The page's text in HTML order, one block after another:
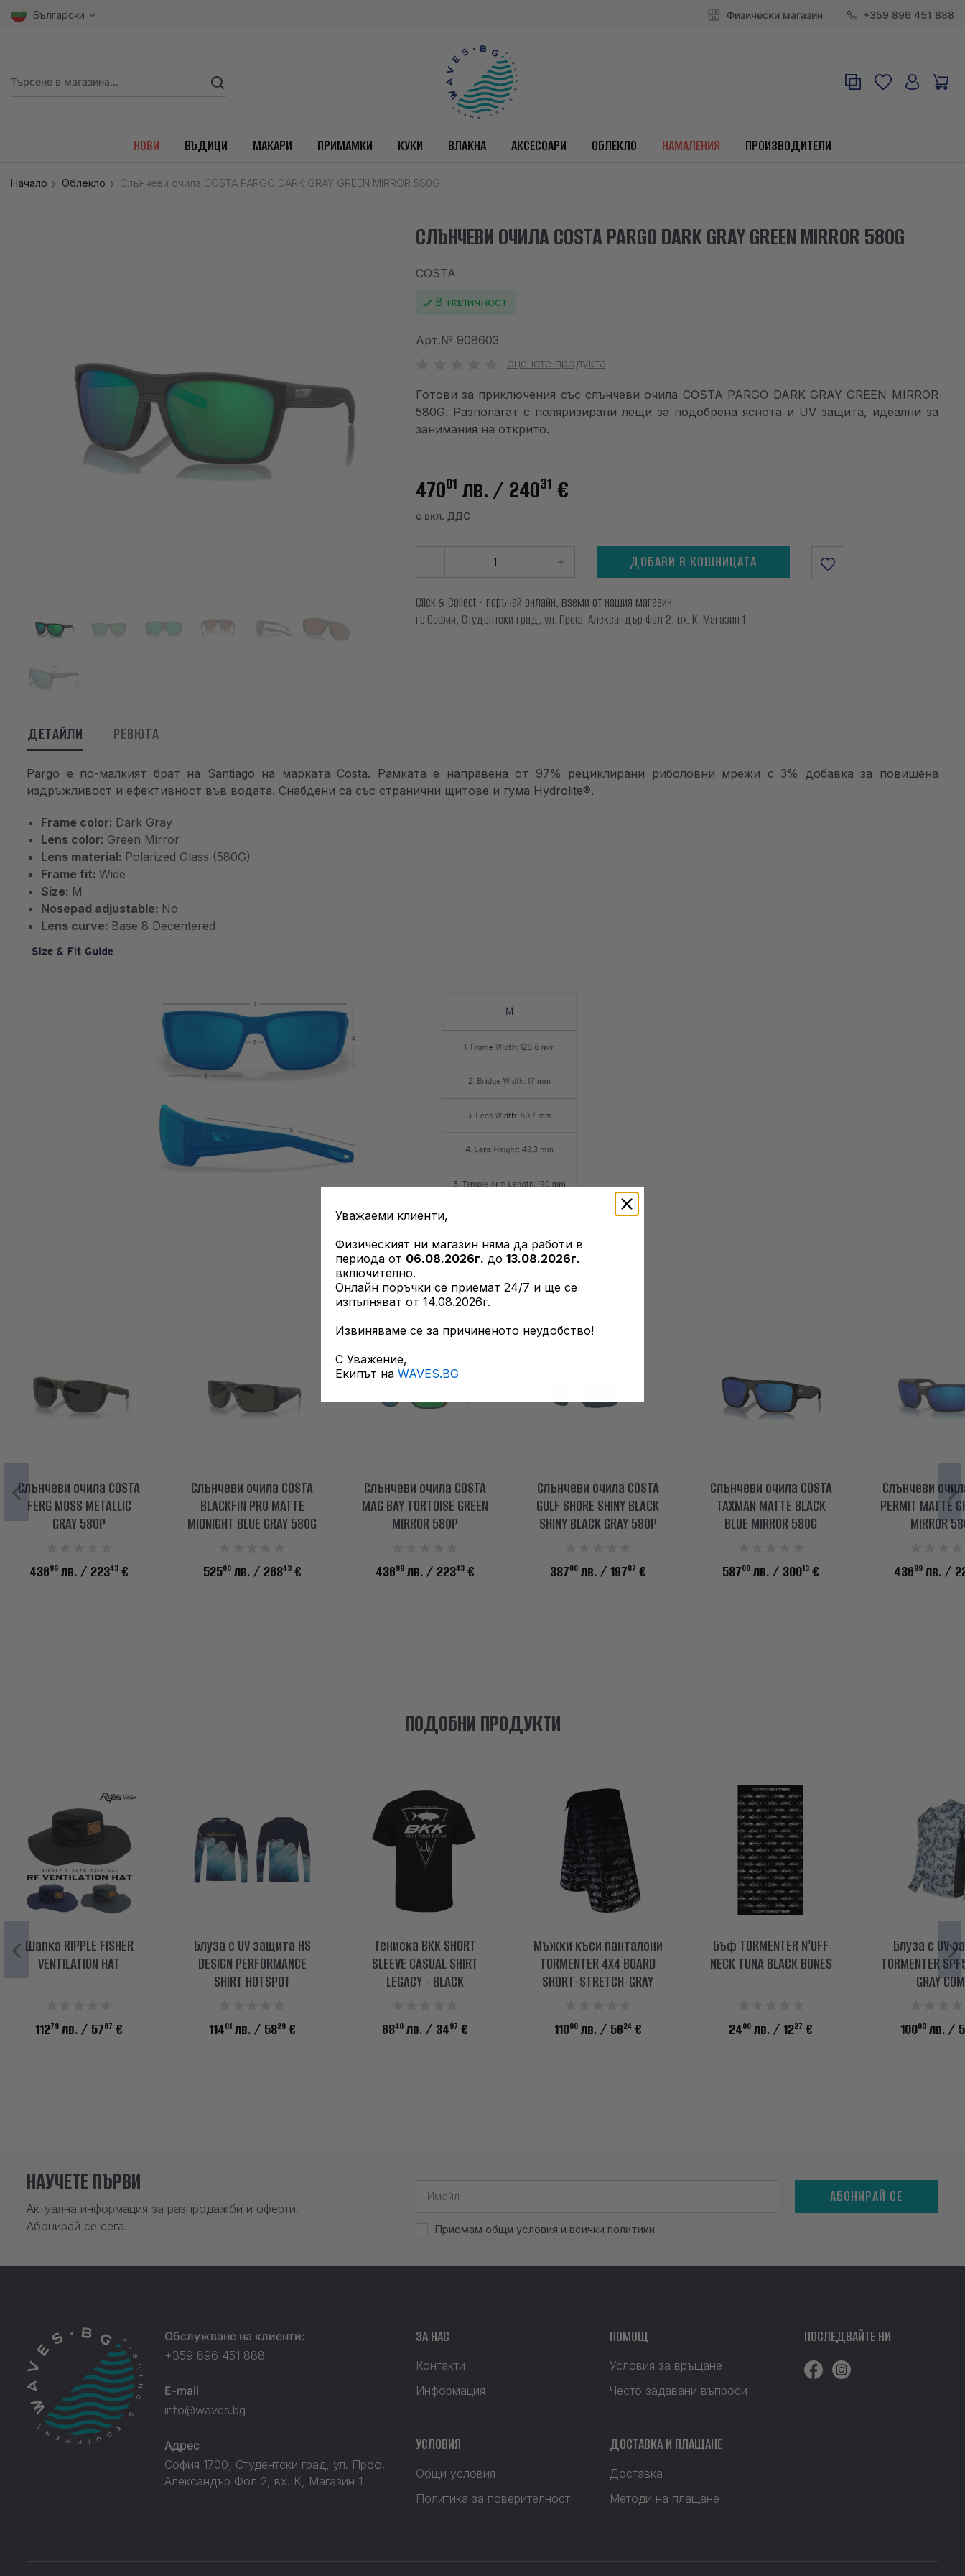
Български Физически магазин +359 896 451 888
НОВИ ВЪДИЦИ МАКАРИ ПРИМАМКИ КУКИ ВЛАКНА АКСЕСОАРИ ОБЛЕКЛО НАМАЛЕНИЯ ПРОИЗВОДИТЕЛИ
Начало Облекло Слънчеви очила COSTA PARGO DARK GRAY GREEN MIRROR 580G
СЛЪНЧЕВИ ОЧИЛА COSTA PARGO DARK GRAY GREEN MIRROR 580G
COSTA
В наличност
Арт.№ 908603
оценете продукта
Готови за приключения със слънчеви очила COSTA PARGO DARK GRAY GREEN MIRROR
580G. Разполагат с поляризирани лещи за подобрена яснота и UV защита, идеални за
занимания на открито.
47001 лв./ 24031 €
с вкл. ДДС
- + ДОБАВИ В КОШНИЦАТА
Click & Collect - поръчай онлайн, вземи от нашия магазин
гр.София, Студентски град, ул. Проф. Александър Фол 2, вх. К, Магазин 1
ДЕТАЙЛИ РЕВЮТА
Pargo е по-малкият брат на Santiago на марката Costa. Рамката е направена от 97% рециклирани риболовни мрежи с 3% добавка за повишена
издръжливост и ефективност във водата. Снабдени са със странични щитове и гума Hydrolite®.
Frame color: Dark Gray
Lens color: Green Mirror
Lens material: Polarized Glass (580G)
Frame fit: Wide
Size: M
Nosepad adjustable: No
Lens curve: Base 8 Decentered
ОЩЕ ОТ ТОЗИ ПРОИЗВОДИТЕЛ
Слънчеви очила COSTA
FERG MOSS METALLIC
GRAY 580P
43699 лв./ 22343 €
Слънчеви очила COSTA
BLACKFIN PRO MATTE
MIDNIGHT BLUE GRAY 580G
52500лв./ 26843€
Слънчеви очила COSTA
MAG BAY TORTOISE GREEN
MIRROR 580P
43699лв./ 22343€
Слънчеви очила COSTA
GULF SHORE SHINY BLACK
SHINY BLACK GRAY 580P
38700лв./ 19787 €
Слънчеви очила COSTA
TAXMAN MATTE BLACK
BLUE MIRROR 580G
58700 лв./ 30013 €
Слънчеви
PERMIT MATTE
MIRROR
43699 лв./
ПОДОБНИ ПРОДУКТИ
Шапка RIPPLE FISHER
VENTILATION HAT
11279 лв./ 5767 €
Блуза с UV защита HS
DESIGN PERFORMANCE
SHIRT HOTSPOT
11401лв./ 5829€
Тениска BKK SHORT
SLEEVE CASUAL SHIRT
LEGACY - BLACK
6840лв./ 3497 €
Мъжки къси панталони
TORMENTER 4X4 BOARD
SHORT-STRETCH-GRAY
11000лв./ 5624€
Бъф TORMENTER N'UFF
NECK TUNA BLACK BONES
2400 лв./ 1227 €
Блуза с UV
TORMENTER
GRAY
10000 лв./
НАУЧЕТЕ ПЪРВИ
Актуална информация за разпродажби и оферти.
Абонирай се сега.
Приемам общи условия и всички политики
АБОНИРАЙ СЕ
Обслужване на клиенти:
+359 896 451 888
E-mail
info@waves.bg
Адрес
София 1700, Студентски град, ул. Проф.
Александър Фол 2, вх. К, Магазин 1
ЗА НАС
Контакти
Информация
ПОМОЩ
Условия за връщане
Често задавани въпроси
УСЛОВИЯ
Общи условия
Политика за поверителност
ДОСТАВКА И ПЛАЩАНЕ
Доставка
Методи на плащане
ПОСЛЕДВАЙТЕ НИ
Уважаеми клиенти,
Физическият ни магазин няма да работи в
периода от 06.08.2026г. до 13.08.2026г.
включително.
Онлайн поръчки се приемат 24/7 и ще се
изпълняват от 14.08.2026г.
Извиняваме се за причиненото неудобство!
С Уважение,
Екипът на WAVES.BG